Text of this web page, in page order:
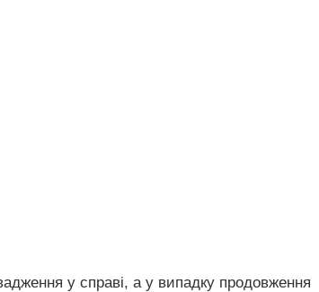
у справі, а у випадку продовження